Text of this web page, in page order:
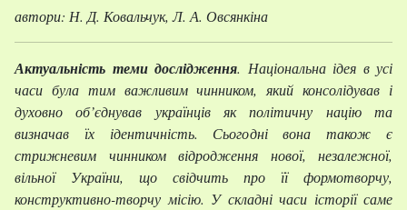
автори: Н. Д. Ковальчук, Л. А. Овсянкіна
Актуальність теми дослідження. Національна ідея в усі
часи була тим важливим чинником, який консолідував і
духовно об’єднував українців як політичну націю та
визначав їх ідентичність. Сьогодні вона також є
стрижневим чинником відродження нової, незалежної,
вільної України, що свідчить про її формотворчу,
конструктивно-творчу місію. У складні часи історії саме